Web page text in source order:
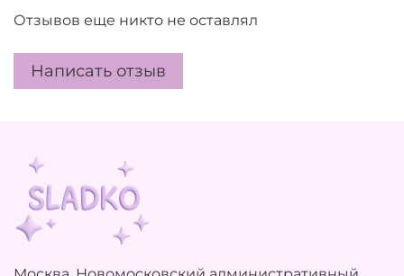
Отзывов еще никто не оставлял
Написать отзыв